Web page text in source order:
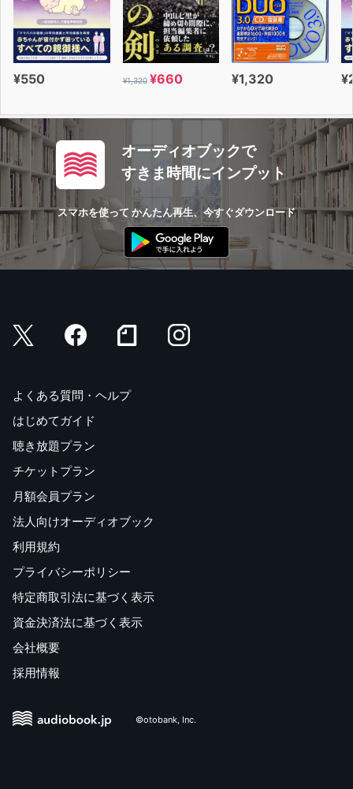
¥550 ¥1,320 ¥660 ¥1,320
オーディオブックで
すきま時間にインプット
スマホを使って かんたん再生、今すぐダウンロード
よくある質問・ヘルプ
はじめてガイド
聴き放題プラン
チケットプラン
月額会員プラン
法人向けオーディオブック
利用規約
プライバシーポリシー
特定商取引法に基づく表示
資金決済法に基づく表示
会社概要
採用情報
©otobank, Inc.